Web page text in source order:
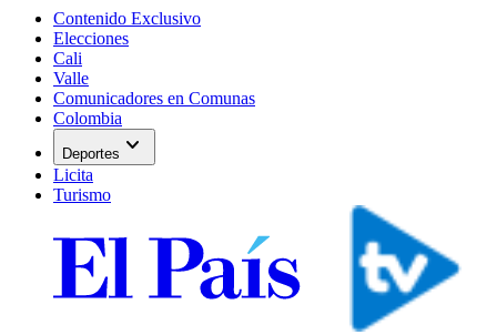
Contenido Exclusivo
Elecciones
Cali
Valle
Comunicadores en Comunas
Colombia
Deportes expand_more
Licita
Turismo